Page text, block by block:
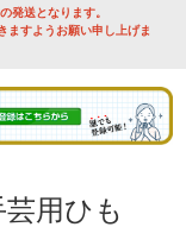
発送となります。
ますようお願い申し上げま
用ひも